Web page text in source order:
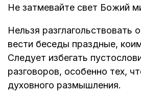
Не затмевайте свет Божий
Нельзя разглагольствовать
вести беседы праздные,
Следует избегать
разговоров, особенно тех,
духовного размышления.